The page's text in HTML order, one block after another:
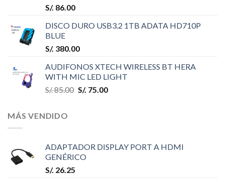
S/. 86.00
DISCO DURO USB3.2 1TB ADATA HD710P
BLUE
S/. 380.00
AUDIFONOS XTECH WIRELESS BT HERA
WITH MIC LED LIGHT
S/.85.00 S/. 75.00
MÁS VENDIDO
ADAPTADOR DISPLAY PORT A HDMI
GENÉRICO
S/. 26.25